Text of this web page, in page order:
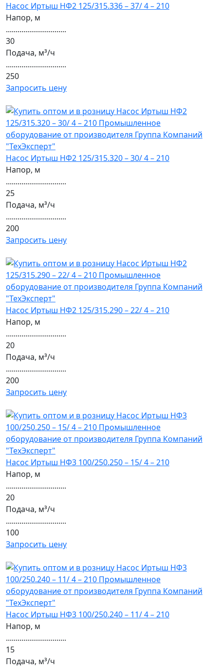
Насос Иртыш НФ2 125/315.336 – 37/ 4 – 210
Напор, м
...............................
30
Подача, м³/ч
...............................
250
Запросить цену
Насос Иртыш НФ2 125/315.320 – 30/ 4 – 210
Напор, м
...............................
25
Подача, м³/ч
...............................
200
Запросить цену
Насос Иртыш НФ2 125/315.290 – 22/ 4 – 210
Напор, м
...............................
20
Подача, м³/ч
...............................
200
Запросить цену
Насос Иртыш НФ3 100/250.250 – 15/ 4 – 210
Напор, м
...............................
20
Подача, м³/ч
...............................
100
Запросить цену
Насос Иртыш НФ3 100/250.240 – 11/ 4 – 210
Напор, м
...............................
15
Подача, м³/ч